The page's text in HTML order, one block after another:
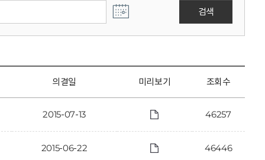
검색
의결일 미리보기 조회수
2015-07-13 46257
2015-06-22 46446